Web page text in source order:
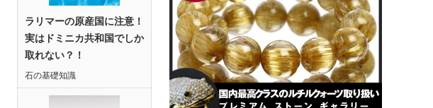
ラリマーの原産国に注意！
実はドミニカ共和国でしか
取れない？！
石の基礎知識